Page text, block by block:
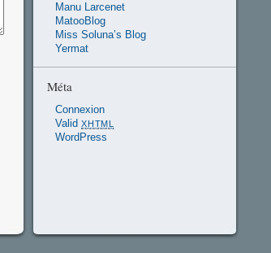
Manu Larcenet
MatooBlog
Miss Soluna’s Blog
Yermat
Méta
Connexion
Valid XHTML
WordPress